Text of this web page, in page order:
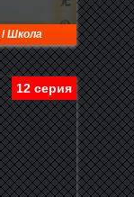
/Школа
12 серия